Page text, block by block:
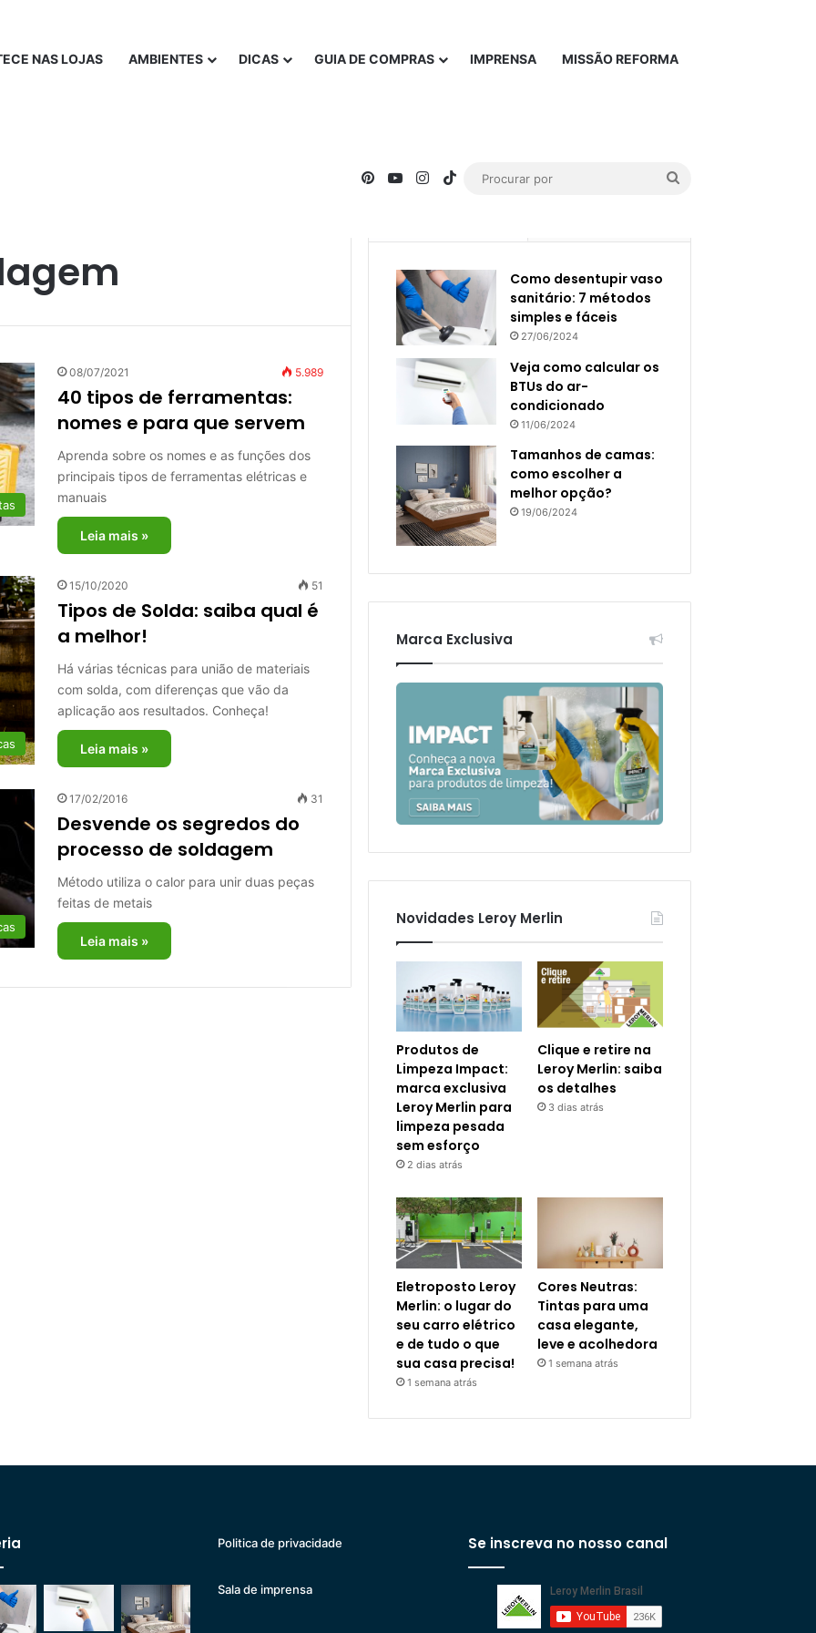
NAS LOJAS AMBIENTES DICAS GUIA DE COMPRAS IMPRENSA MISSÃO REFORMA
PinterestYouTubeInstagram
TikTok
08/07/2021 5.989
40 tipos de ferramentas:
nomes e para que servem
Aprenda sobre os nomes e as funções dos
principais tipos de ferramentas elétricas e
manuais
Leia mais »
15/10/2020 51
Tipos de Solda: saiba qual é
a melhor!
Há várias técnicas para união de materiais
com solda, com diferenças que vão da
aplicação aos resultados. Conheça!
Leia mais »
17/02/2016 31
Desvende os segredos do
processo de soldagem
Método utiliza o calor para unir duas peças
feitas de metais
Leia mais »
Como desentupir vaso
sanitário: 7 métodos
simples e fáceis
27/06/2024
Veja como calcular os
BTUs do ar-
condicionado
11/06/2024
Tamanhos de camas:
como escolher a
melhor opção?
19/06/2024
Marca Exclusiva
Novidades Leroy Merlin
Produtos de
Limpeza Impact:
marca exclusiva
Leroy Merlin para
limpeza pesada
sem esforço
2 dias atrás
Clique e retire na
Leroy Merlin: saiba
os detalhes
3 dias atrás
Eletroposto Leroy
Merlin: o lugar do
seu carro elétrico
e de tudo o que
sua casa precisa!
1 semana atrás
Cores Neutras:
Tintas para uma
casa elegante,
leve e acolhedora
1 semana atrás
Politica de privacidade
Sala de imprensa
Se inscreva no nosso canal